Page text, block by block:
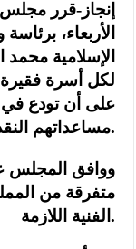
إنجاز-قرر
الأربعاء،
لكل أسرة فقيرة
على أن تودع في
مساعداتهم النقدية الشهرية.
متفرقة من
الفنية اللازمة.